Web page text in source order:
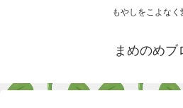
もやしをこよなく
まめのめブ